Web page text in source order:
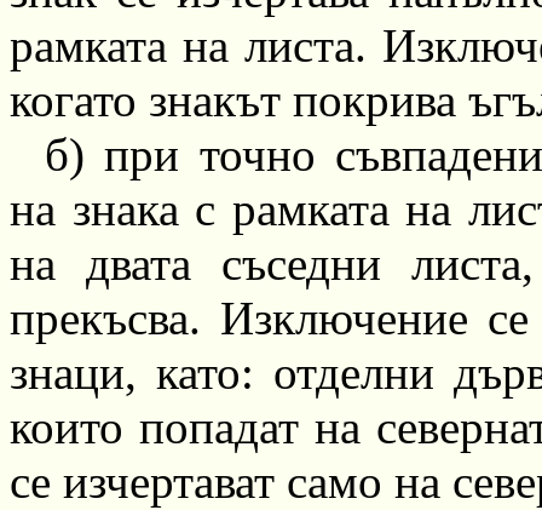
рамката на листа.
когато знакът покрива
б) при точно
на знака с рамката на
на двата съседни
прекъсва. Изключение
знаци, като: отделни
които попадат на
се изчертават само на